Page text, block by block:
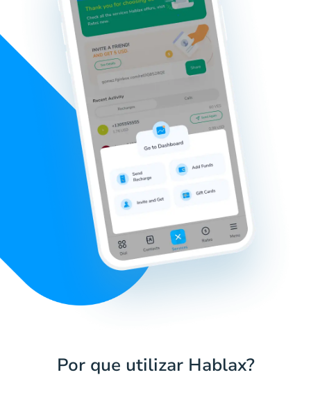
Por que utilizar Hablax?